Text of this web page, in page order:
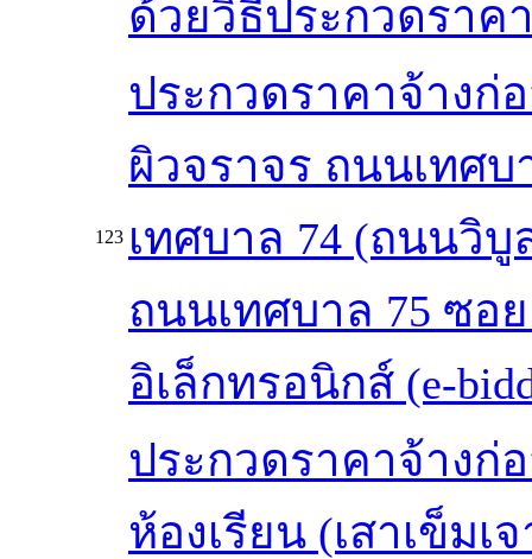
ด้วยวิธีประกวดราค
123
ประกวดราคาจ้างก่
ผิวจราจร ถนนเทศ
เทศบาล 74 (ถนนวิ
ถนนเทศบาล 75 ซอ
อิเล็กทรอนิกส์ (e-
ประกวดราคาจ้างก่
ห้องเรียน (เสาเข็มเ